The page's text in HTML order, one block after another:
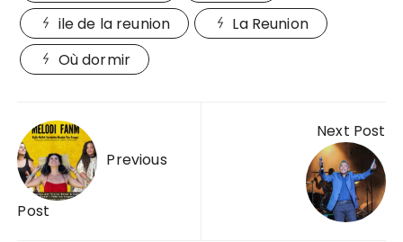
ile de la reunion
La Reunion
Où dormir
Navigation
de
l’article Previous
Post
Next Post